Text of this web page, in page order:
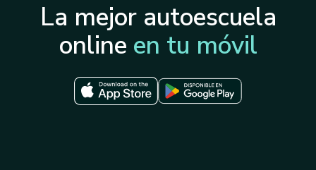
La mejor autoescuela
online en tu móvil